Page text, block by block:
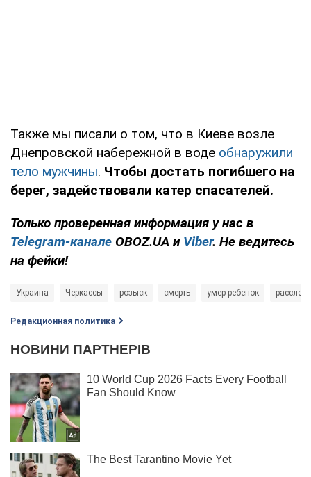
Также мы писали о том, что в Киеве возле
Днепровской набережной в воде обнаружили
тело мужчины. Чтобы достать погибшего на
берег, задействовали катер спасателей.
Только проверенная информация у нас в
Telegram-канале OBOZ.UA и Viber. Не ведитесь
на фейки!
Украина Черкассы розыск смерть умер ребенок
Редакционная политика